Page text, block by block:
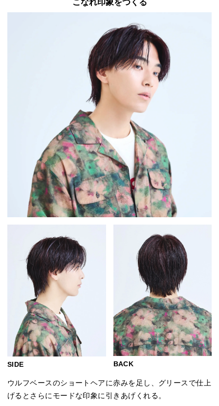
こなれ印象をつくる
SIDE BACK
ウルフベースのショートヘアに赤みを足し、グリースで仕上
げるとさらにモードな印象に引きあげくれる。